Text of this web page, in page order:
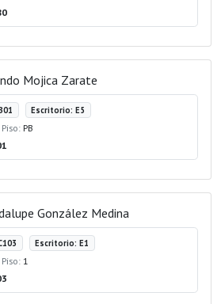
Mojica Zarate
Escritorio: E5
Piso: PB
González Medina
Escritorio: E1
Piso: 1